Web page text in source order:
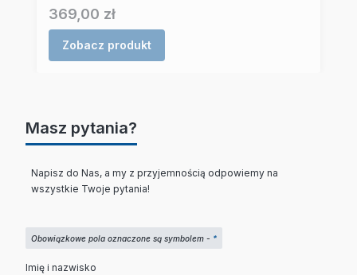
Cena
369,00 zł
Zobacz produkt
Masz pytania?
Napisz do Nas, a my z przyjemnością odpowiemy na
wszystkie Twoje pytania!
Obowiązkowe pola oznaczone są symbolem - *
Imię i nazwisko